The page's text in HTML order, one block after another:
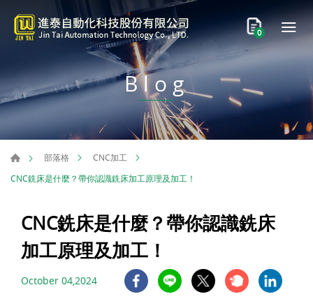
0
Blog
部落格
CNC加工
CNC銑床是什麼？帶你認識銑床加工原理及加工！
CNC銑床是什麼？帶你認識銑床
加工原理及加工！
October 04,2024